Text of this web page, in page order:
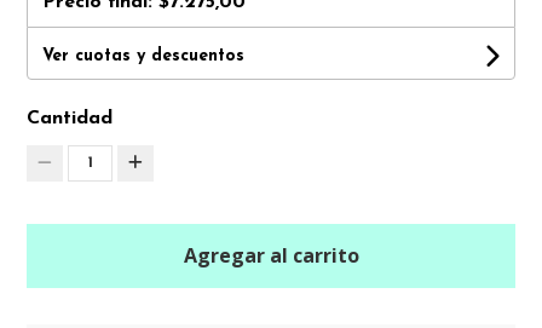
Ver cuotas y descuentos
Cantidad
1
Agregar al carrito